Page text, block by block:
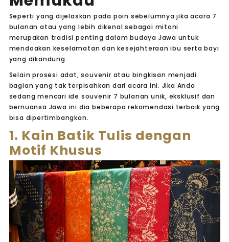
Seperti yang dijelaskan pada poin sebelumnya jika acara 7
bulanan atau yang lebih dikenal sebagai mitoni
merupakan tradisi penting dalam budaya Jawa untuk
mendoakan keselamatan dan kesejahteraan ibu serta bayi
yang dikandung.
Selain prosesi adat, souvenir atau bingkisan menjadi
bagian yang tak terpisahkan dari acara ini. Jika Anda
sedang mencari ide souvenir 7 bulanan unik, eksklusif dan
bernuansa Jawa ini dia beberapa rekomendasi terbaik yang
bisa dipertimbangkan.
1. Kain Batik Tulis dengan
Motif Khusus